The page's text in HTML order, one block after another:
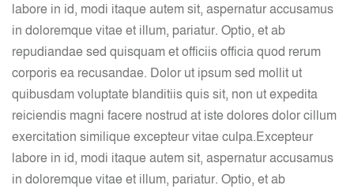
labore in id, modi itaque autem sit, aspernatur accusamus
in doloremque vitae et illum, pariatur. Optio, et ab
repudiandae sed quisquam et officiis officia quod rerum
corporis ea recusandae. Dolor ut ipsum sed mollit ut
quibusdam voluptate blanditiis quis sit, non ut expedita
reiciendis magni facere nostrud at iste dolores dolor cillum
exercitation similique excepteur vitae culpa.Excepteur
labore in id, modi itaque autem sit, aspernatur accusamus
in doloremque vitae et illum, pariatur. Optio, et ab